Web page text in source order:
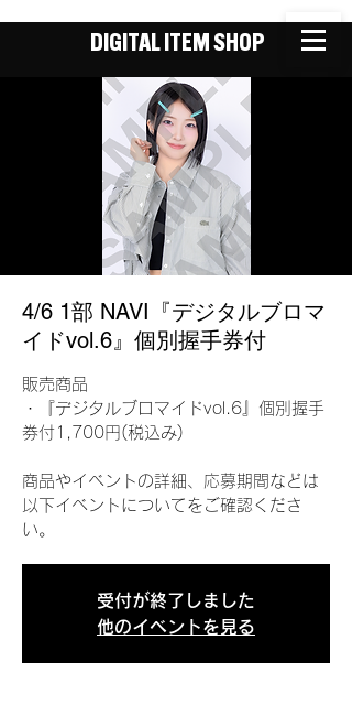
DIGITAL ITEM SHOP
4/6 1部 NAVI『デジタルブロマ
イドvol.6』個別握手券付
販売商品
・『デジタルブロマイドvol.6』個別握手
券付1,700円(税込み)
商品やイベントの詳細、応募期間などは
以下イベントについてをご確認くださ
い。
受付が終了しました
他のイベントを見る